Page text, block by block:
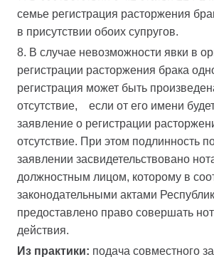
семье регистрация расторжения
в присутствии обоих супругов.
8. В случае невозможности явки в
регистрации расторжения брака
регистрация может быть
отсутствие, если от его имени
заявление о регистрации
отсутствие. При этом подлинность
заявлении засвидетельствовано
должностным лицом, которому в
законодательными актами
предоставлено право совершать
действия.
Из практики: подача совместного